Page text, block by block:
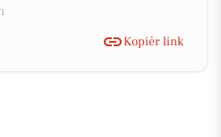
Kopiér link